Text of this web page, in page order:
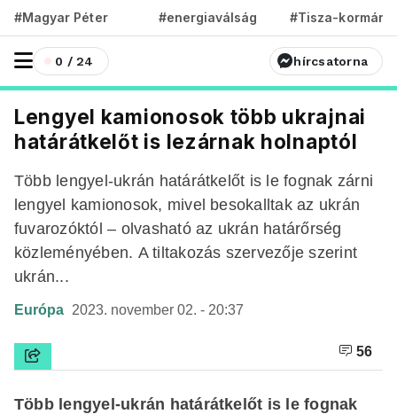
#Magyar Péter #energiaválság #Tisza-kormány
0 / 24 hírcsatorna
Lengyel kamionosok több ukrajnai
határátkelőt is lezárnak holnaptól
Több lengyel-ukrán határátkelőt is le fognak zárni
lengyel kamionosok, mivel besokalltak az ukrán
fuvarozóktól – olvasható az ukrán határőrség
közleményében. A tiltakozás szervezője szerint
ukrán...
Európa 2023. november 02. - 20:37
56
Több lengyel-ukrán határátkelőt is le fognak